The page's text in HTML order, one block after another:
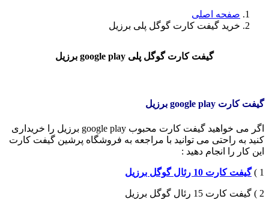
صفحه اصلی
خرید گیفت کارت گوگل پلی برزیل
گیفت کارت گوگل پلی google play برزیل
گیفت کارت google play برزیل
اگر می خواهید گیفت کارت محبوب google play برزیل را خریداری
کنید به راحتی می توانید با مراجعه به فروشگاه پرشین گیفت کارت
این کار را انجام دهید :
1 ) گیفت کارت 10 رئال گوگل برزیل
2 ) گیفت کارت 15 رئال گوگل برزیل